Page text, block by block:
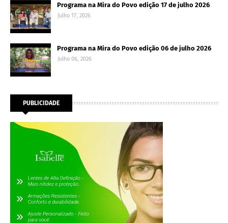
Programa na Mira do Povo edição 17 de julho 2026
Julho 17, 2026
Programa na Mira do Povo edição 06 de julho 2026
Julho 06, 2026
PUBLICIDADE